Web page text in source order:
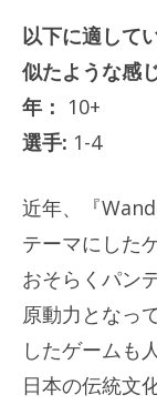
以下に適して
似たような感
年： 10+
選手: 1-4
近年、『
テーマにした
おそらくパン
原動力となっ
したゲームも
日本の伝統文